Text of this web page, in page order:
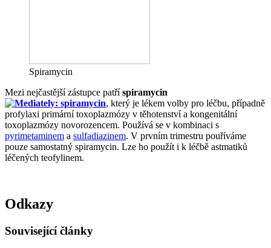
Spiramycin
Mezi nejčastější zástupce patříspiramycin
, který je lékem volby pro léčbu, případně
profylaxi primární toxoplazmózy v těhotenství a kongenitální
toxoplazmózy novorozencem. Používá se v kombinaci s
pyrimetaminem a sulfadiazinem. V prvním trimestru pouříváme
pouze samostatný spiramycin. Lze ho použít i k léčbě astmatiků
léčených teofylinem.
Odkazy
Související články